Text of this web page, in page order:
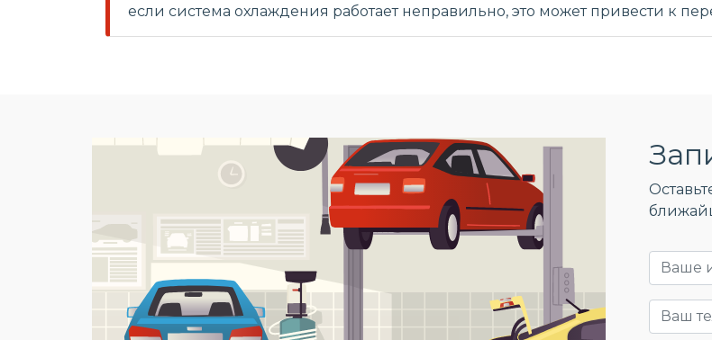
если система охлаждения работает неправильно, это может привести к